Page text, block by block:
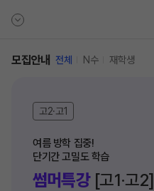
모집안내 전체 N수 재학생
고2·고1
여름 방학 집중!
단기간 고밀도 학습
썸머특강[고1·고2]